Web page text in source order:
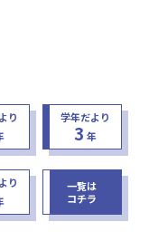
り 学年だより
3 年
り
一覧は
コチラ